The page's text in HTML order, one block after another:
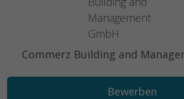
Commerz Building and
Bewerben